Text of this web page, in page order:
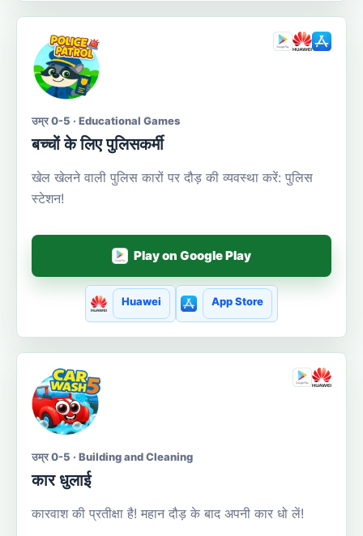
उम्र 0-5 · Educational Games
बच्चों के लिए पुलिसकर्मी
खेल खेलने वाली पुलिस कारों पर दौड़ की व्यवस्था करें: पुलिस
स्टेशन!
Play on Google Play
Huawei App Store
उम्र 0-5 · Building and Cleaning
कार धुलाई
कारवाश की प्रतीक्षा है! महान दौड़ के बाद अपनी कार धो लें!